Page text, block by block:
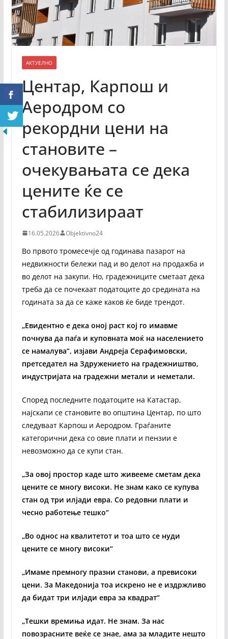
АКТУЕЛНО
Центар, Карпош и
Aеродром со
рекoрдни цени на
становите –
oчекувањата се дека
цените ќе се
стабилизираат
16.05.2026 Objektivno24
Во првото тромесечје од годинава пазарот на
недвижности бележи пад и во делот на продажба и
во делот на закупи. Но, градежниците сметаат дека
треба да се почекаат податоците до средината на
годината за да се каже каков ќе биде трендот.
„Евидентно е дека оној раст кој го имавме
почнува да паѓа и куповната моќ на населението
се намалува“, изјави Андреја Серафимовски,
претседател на Здружението на градежништво,
индустријата на градежни метали и неметали.
Според последните податоците на Катастар,
најскапи се становите во општина Центар, по што
следуваат Карпош и Аеродром. Граѓаните
категорични дека со овие плати и пензии е
невозможно да се купи стан.
„За овој простор каде што живееме сметам дека
цените се многу високи. Не знам како се купува
стан од три илјади евра. Со редовни плати и
чесно работење тешко“
„Во однос на квалитетот и тоа што се нуди
цените се многу високи“
„Имаме премногу празни станови, а превисоки
цени. За Македонија тоа искрено не е издржливо
да бидат три илјади евра за квадрат“
„Тешки времиња идат. Не знам. За нас
повозрасните веќе се знае, ама за младите нешто